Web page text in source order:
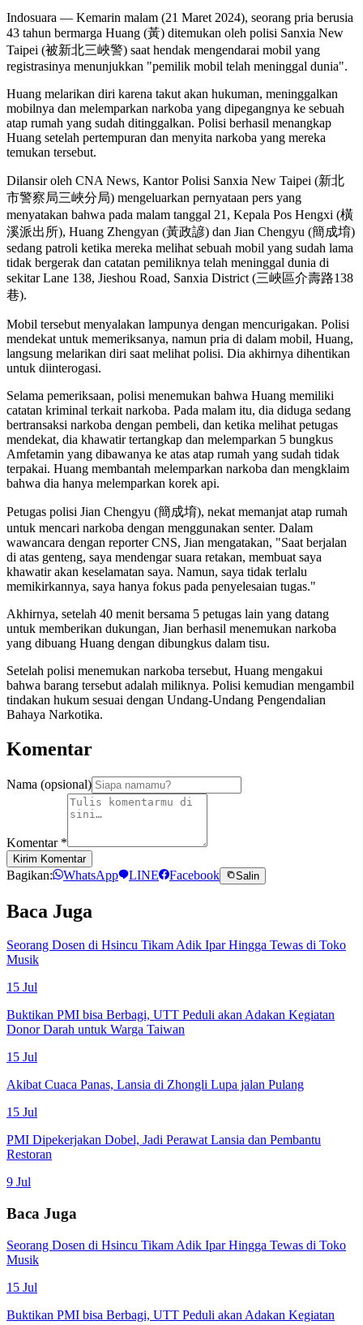
Indosuara — Kemarin malam (21 Maret 2024), seorang pria berusia
43 tahun bermarga Huang (黃) ditemukan oleh polisi Sanxia New
Taipei (被新北三峽警) saat hendak mengendarai mobil yang
registrasinya menunjukkan "pemilik mobil telah meninggal dunia".
Huang melarikan diri karena takut akan hukuman, meninggalkan
mobilnya dan melemparkan narkoba yang dipegangnya ke sebuah
atap rumah yang sudah ditinggalkan. Polisi berhasil menangkap
Huang setelah pertempuran dan menyita narkoba yang mereka
temukan tersebut.
Dilansir oleh CNA News, Kantor Polisi Sanxia New Taipei (新北
市警察局三峽分局) mengeluarkan pernyataan pers yang
menyatakan bahwa pada malam tanggal 21, Kepala Pos Hengxi (橫
溪派出所), Huang Zhengyan (黃政諺) dan Jian Chengyu (簡成堉)
sedang patroli ketika mereka melihat sebuah mobil yang sudah lama
tidak bergerak dan catatan pemiliknya telah meninggal dunia di
sekitar Lane 138, Jieshou Road, Sanxia District (三峽區介壽路138
巷).
Mobil tersebut menyalakan lampunya dengan mencurigakan. Polisi
mendekat untuk memeriksanya, namun pria di dalam mobil, Huang,
langsung melarikan diri saat melihat polisi. Dia akhirnya dihentikan
untuk diinterogasi.
Selama pemeriksaan, polisi menemukan bahwa Huang memiliki
catatan kriminal terkait narkoba. Pada malam itu, dia diduga sedang
bertransaksi narkoba dengan pembeli, dan ketika melihat petugas
mendekat, dia khawatir tertangkap dan melemparkan 5 bungkus
Amfetamin yang dibawanya ke atas atap rumah yang sudah tidak
terpakai. Huang membantah melemparkan narkoba dan mengklaim
bahwa dia hanya melemparkan korek api.
Petugas polisi Jian Chengyu (簡成堉), nekat memanjat atap rumah
untuk mencari narkoba dengan menggunakan senter. Dalam
wawancara dengan reporter CNS, Jian mengatakan, "Saat berjalan
di atas genteng, saya mendengar suara retakan, membuat saya
khawatir akan keselamatan saya. Namun, saya tidak terlalu
memikirkannya, saya hanya fokus pada penyelesaian tugas."
Akhirnya, setelah 40 menit bersama 5 petugas lain yang datang
untuk memberikan dukungan, Jian berhasil menemukan narkoba
yang dibuang Huang dengan dibungkus dalam tisu.
Setelah polisi menemukan narkoba tersebut, Huang mengakui
bahwa barang tersebut adalah miliknya. Polisi kemudian mengambil
tindakan hukum sesuai dengan Undang-Undang Pengendalian
Bahaya Narkotika.
Komentar
Nama (opsional)
Komentar *
Kirim Komentar
Bagikan: WhatsApp LINE Facebook Salin
Baca Juga
Seorang Dosen di Hsincu Tikam Adik Ipar Hingga Tewas di Toko
Musik
15 Jul
Buktikan PMI bisa Berbagi, UTT Peduli akan Adakan Kegiatan
Donor Darah untuk Warga Taiwan
15 Jul
Akibat Cuaca Panas, Lansia di Zhongli Lupa jalan Pulang
15 Jul
PMI Dipekerjakan Dobel, Jadi Perawat Lansia dan Pembantu
Restoran
9 Jul
Baca Juga
Seorang Dosen di Hsincu Tikam Adik Ipar Hingga Tewas di Toko
Musik
15 Jul
Buktikan PMI bisa Berbagi, UTT Peduli akan Adakan Kegiatan